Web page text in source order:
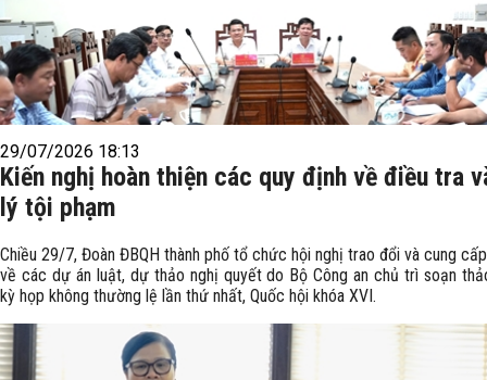
29/07/2026 18:13
Kiến nghị hoàn thiện các quy định về điều tra
lý tội phạm
Chiều 29/7, Đoàn ĐBQH thành phố tổ chức hội nghị trao đổi và cung
về các dự án luật, dự thảo nghị quyết do Bộ Công an chủ trì soạn
kỳ họp không thường lệ lần thứ nhất, Quốc hội khóa XVI.